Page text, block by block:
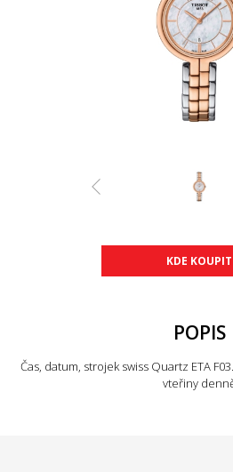
KDE KOUPIT
POPIS
Čas, datum, strojek swiss Quartz ETA
vteřiny